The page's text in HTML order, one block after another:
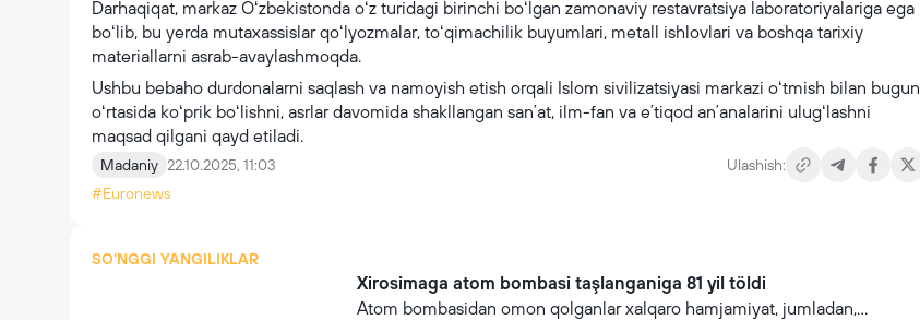
Darhaqiqat, markaz Oʻzbekistonda oʻz turidagi birinchi boʻlgan zamonaviy restavratsiya laboratoriyalariga ega
boʻlib, bu yerda mutaxassislar qoʻlyozmalar, toʻqimachilik buyumlari, metall ishlovlari va boshqa tarixiy
materiallarni asrab-avaylashmoqda.
Ushbu bebaho durdonalarni saqlash va namoyish etish orqali Islom sivilizatsiyasi markazi oʻtmish bilan bugun
oʻrtasida koʻprik boʻlishni, asrlar davomida shakllangan sanʼat, ilm-fan va eʼtiqod anʼanalarini ulugʻlashni
maqsad qilgani qayd etiladi.
Madaniy 22.10.2025, 11:03
Ulashish:
#Euronews
SO'NGGI YANGILIKLAR
Xirosimaga atom bombasi taşlanganiga 81 yil töldi
Atom bombasidan omon qolganlar xalqaro hamjamiyat, jumladan,